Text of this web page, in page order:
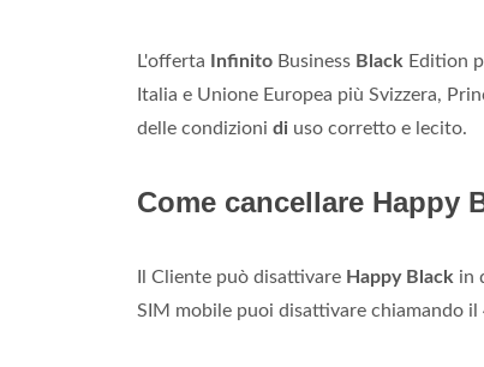
L'offerta Infinito Business Black Edition
Italia e Unione Europea più Svizzera,
delle condizioni di uso corretto e lecito.
Come cancellare Happy
Il Cliente può disattivare Happy Black in
SIM mobile puoi disattivare chiamando il